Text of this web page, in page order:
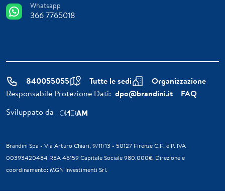
Whatsapp
366 7765018
840055055 Tutte le sedi
Organizzazione
Responsabile Protezione Dati: dpo@brandini.it
FAQ
Sviluppato da
Brandini Spa - Via Arturo Chiari, 9/11/13 - 50127 Firenze C.F. e P. IVA
00393420484 REA 46159 Capitale Sociale 980.000€. Direzione e
coordinamento: MGN Investimenti Srl.